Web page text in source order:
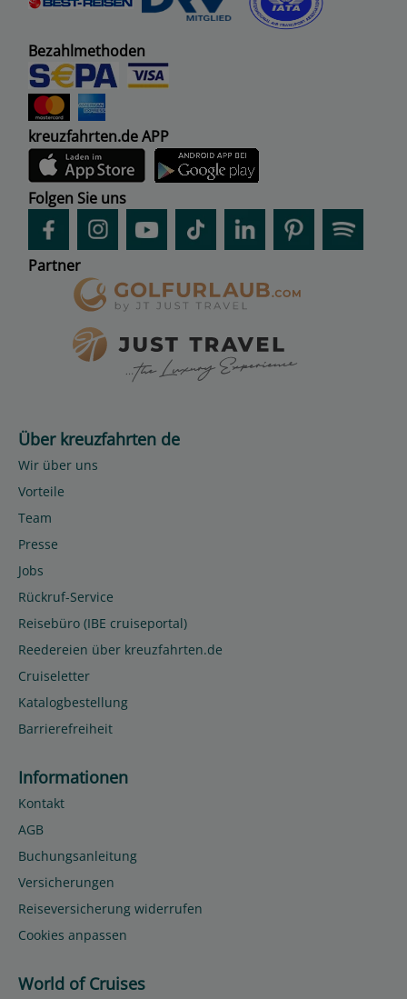
Bezahlmethoden
kreuzfahrten.de APP
Folgen Sie uns
Partner
Über kreuzfahrten de
Wir über uns
Vorteile
Team
Presse
Jobs
Rückruf-Service
Reisebüro (IBE cruiseportal)
Reedereien über kreuzfahrten.de
Cruiseletter
Katalogbestellung
Barrierefreiheit
Informationen
Kontakt
AGB
Buchungsanleitung
Versicherungen
Reiseversicherung widerrufen
Cookies anpassen
World of Cruises